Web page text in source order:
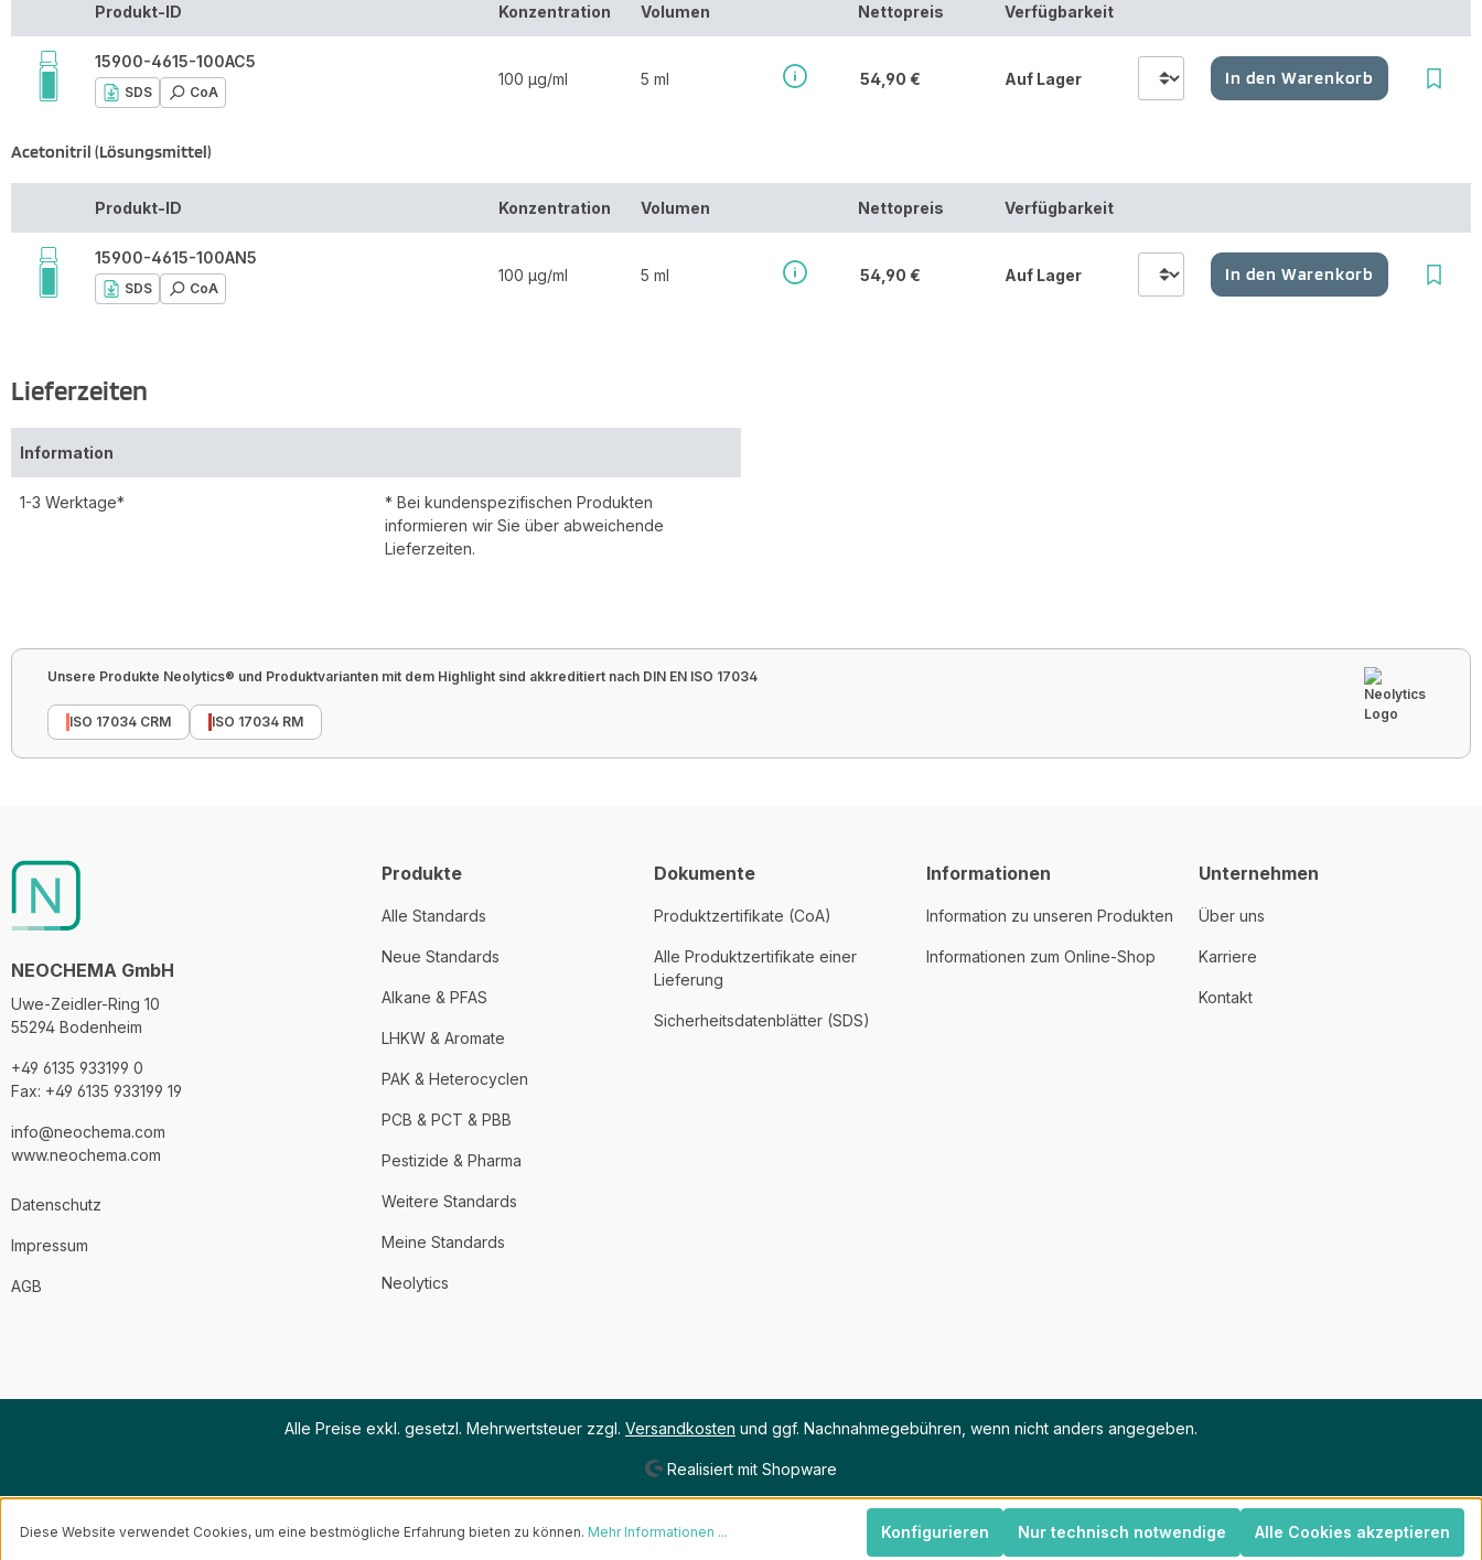
Produkt-ID Konzentration Volumen Nettopreis Verfügbarkeit
15900-4615-100AC5
SDS CoA
100 µg/ml 5 ml 54,90 € Auf Lager In den Warenkorb
Acetonitril (Lösungsmittel)
Produkt-ID Konzentration Volumen Nettopreis Verfügbarkeit
15900-4615-100AN5
SDS CoA
100 µg/ml 5 ml 54,90 € Auf Lager In den Warenkorb
Lieferzeiten
Information
1-3 Werktage*
* Bei kundenspezifischen Produkten
informieren wir Sie über abweichende
Lieferzeiten.
Unsere Produkte Neolytics® und Produktvarianten mit dem Highlight sind akkreditiert nach DIN EN ISO 17034
ISO 17034 CRM ISO 17034 RM
NEOCHEMA GmbH
Uwe-Zeidler-Ring 10
55294 Bodenheim
+49 6135 933199 0
Fax: +49 6135 933199 19
info@neochema.com
www.neochema.com
Datenschutz
Impressum
AGB
Produkte
Alle Standards
Neue Standards
Alkane & PFAS
LHKW & Aromate
PAK & Heterocyclen
PCB & PCT & PBB
Pestizide & Pharma
Weitere Standards
Meine Standards
Neolytics
Dokumente
Produktzertifikate (CoA)
Alle Produktzertifikate einer
Lieferung
Sicherheitsdatenblätter (SDS)
Informationen
Information zu unseren Produkten
Informationen zum Online-Shop
Unternehmen
Über uns
Karriere
Kontakt
Alle Preise exkl. gesetzl. Mehrwertsteuer zzgl. Versandkosten und ggf. Nachnahmegebühren, wenn nicht anders angegeben.
Realisiert mit Shopware
Diese Website verwendet Cookies, um eine bestmögliche Erfahrung bieten zu können. Mehr Informationen ... Nur technisch notwendige
Konfigurieren Alle Cookies akzeptieren